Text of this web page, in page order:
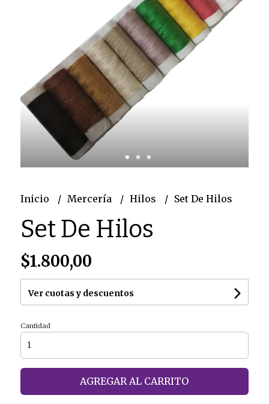
Inicio Mercería Hilos Set De Hilos
Set De Hilos
$1.800,00
Ver cuotas y descuentos
Cantidad
AGREGAR AL CARRITO